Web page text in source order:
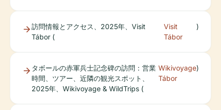
訪問情報とアクセス、2025年、Visit
Tábor (
Visit
Tábor
)
タボールの赤軍兵士記念碑の訪問：営業
時間、ツアー、近隣の観光スポット、
2025年、Wikivoyage & WildTrips (
Wikivoyage
Tábor
)